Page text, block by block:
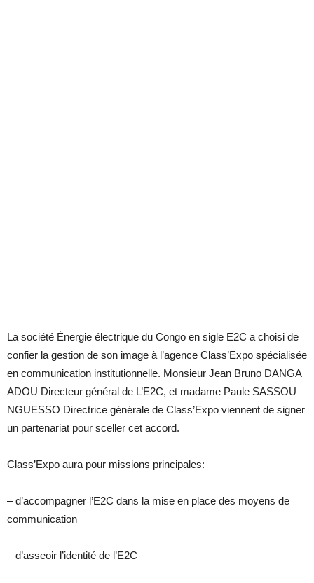
La société Énergie électrique du Congo en sigle E2C a choisi de
confier la gestion de son image à l’agence Class’Expo spécialisée
en communication institutionnelle. Monsieur Jean Bruno DANGA
ADOU Directeur général de L’E2C, et madame Paule SASSOU
NGUESSO Directrice générale de Class’Expo viennent de signer
un partenariat pour sceller cet accord.
Class’Expo aura pour missions principales:
– d’accompagner l’E2C dans la mise en place des moyens de
communication
– d’asseoir l’identité de l’E2C